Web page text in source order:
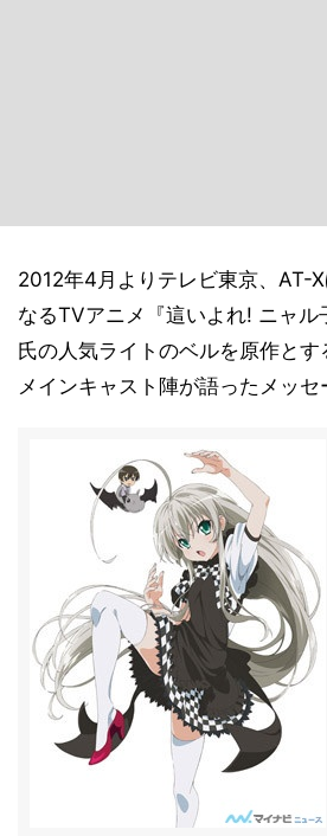
2012年4月よりテレビ東京、AT-
なるTVアニメ『這いよれ! ニャル
氏の人気ライトのベルを原作と
メインキャスト陣が語ったメッセ